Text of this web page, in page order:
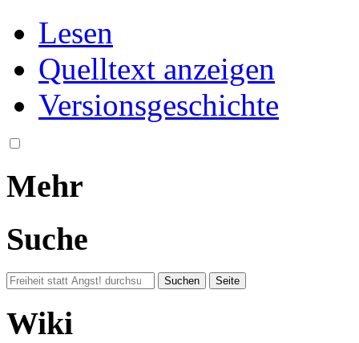
Lesen
Quelltext anzeigen
Versionsgeschichte
Mehr
Suche
Wiki